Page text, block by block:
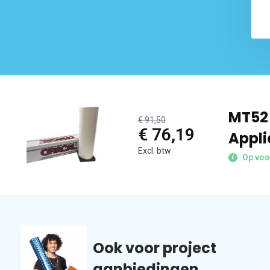
€ 91,50
€ 76,19
Excl. btw
Op
Ook voor project